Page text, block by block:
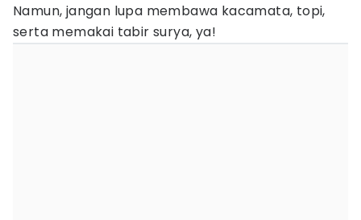
Namun, jangan lupa membawa kacamata, topi,
serta memakai tabir surya, ya!